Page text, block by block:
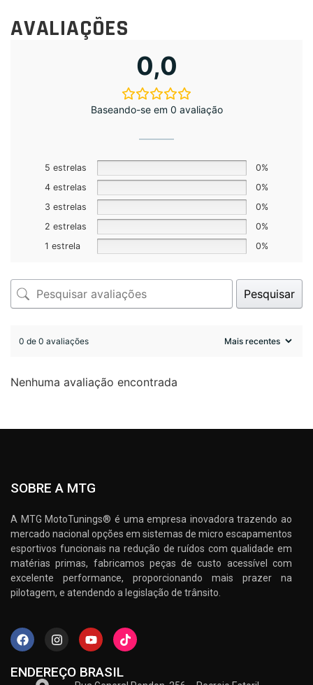
AVALIAÇÕES
0,0
Baseando-se em 0 avaliação
5 estrelas
0%
4 estrelas
0%
3 estrelas
0%
2 estrelas
0%
1 estrela
0%
Pesquisar
0 de 0 avaliações
Nenhuma avaliação encontrada
SOBRE A MTG
A MTG MotoTunings® é uma empresa inovadora trazendo ao
mercado nacional opções em sistemas de micro escapamentos
esportivos funcionais na redução de ruídos com qualidade em
matérias primas, fabricamos peças de custo acessível com
excelente performance, proporcionando mais prazer na
pilotagem, e atendendo a legislação de trânsito.
ENDEREÇO BRASIL